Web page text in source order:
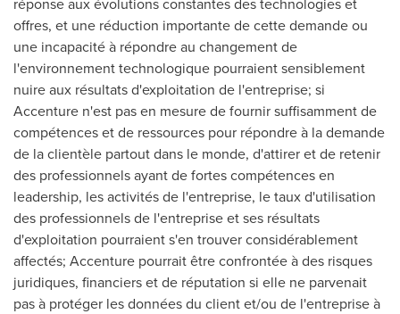
offres, et une réduction importante de cette demande ou
une incapacité à répondre au changement de
l'environnement technologique pourraient sensiblement
nuire aux résultats d'exploitation de l'entreprise; si
Accenture n'est pas en mesure de fournir suffisamment de
compétences et de ressources pour répondre à la demande
de la clientèle partout dans le monde, d'attirer et de retenir
des professionnels ayant de fortes compétences en
leadership, les activités de l'entreprise, le taux d'utilisation
des professionnels de l'entreprise et ses résultats
d'exploitation pourraient s'en trouver considérablement
affectés; Accenture pourrait être confrontée à des risques
juridiques, financiers et de réputation si elle ne parvenait
pas à protéger les données du client et/ou de l'entreprise à